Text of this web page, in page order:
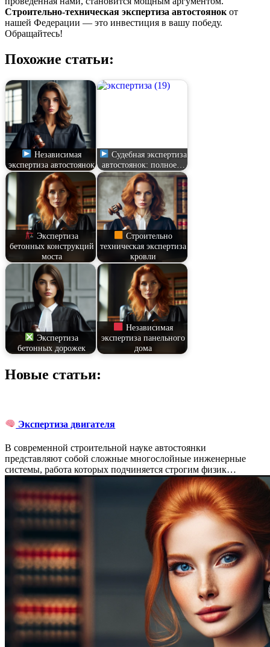
Строительно-техническая экспертиза автостоянок от
нашей Федерации — это инвестиция в вашу победу.
Обращайтесь!
Похожие статьи:
Независимая
экспертиза автостоянок
Судебная экспертиза
автостоянок: полное…
Экспертиза
бетонных конструкций
моста
Строительно
техническая экспертиза
кровли
Экспертиза
бетонных дорожек
Независимая
экспертиза панельного
дома
Новые статьи:
Экспертиза двигателя
В современной строительной науке автостоянки
представляют собой сложные многослойные инженерные
системы, работа которых подчиняется строгим физик…